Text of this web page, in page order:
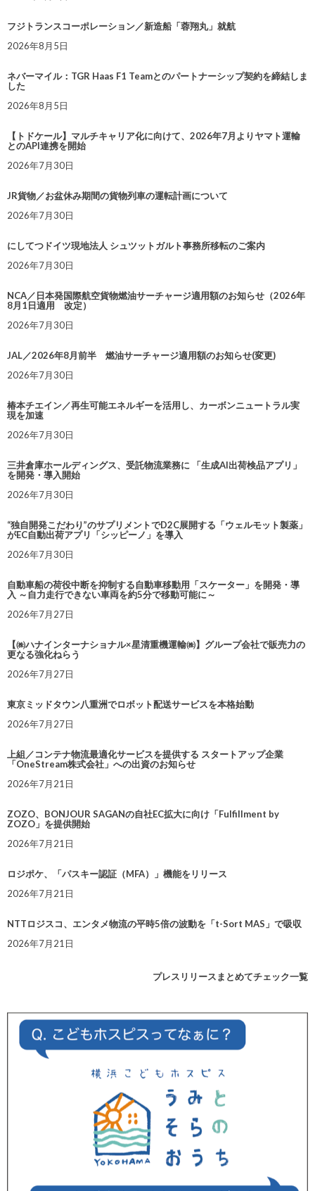
フジトランスコーポレーション／新造船「蓉翔丸」就航
2026年8月5日
ネバーマイル：TGR Haas F1 Teamとのパートナーシップ契約を締結しま
した
2026年8月5日
【トドケール】マルチキャリア化に向けて、2026年7月よりヤマト運輸
とのAPI連携を開始
2026年7月30日
JR貨物／お盆休み期間の貨物列車の運転計画について
2026年7月30日
にしてつドイツ現地法人 シュツットガルト事務所移転のご案内
2026年7月30日
NCA／日本発国際航空貨物燃油サーチャージ適用額のお知らせ（2026年
8月1日適用 改定）
2026年7月30日
JAL／2026年8月前半 燃油サーチャージ適用額のお知らせ(変更)
2026年7月30日
椿本チエイン／再生可能エネルギーを活用し、カーボンニュートラル実
現を加速
2026年7月30日
三井倉庫ホールディングス、受託物流業務に 「生成AI出荷検品アプリ」
を開発・導入開始
2026年7月30日
“独自開発こだわり”のサプリメントでD2C展開する「ウェルモット製薬」
がEC自動出荷アプリ「シッピーノ」を導入
2026年7月30日
自動車船の荷役中断を抑制する自動車移動用「スケーター」を開発・導
入 ～自力走行できない車両を約5分で移動可能に～
2026年7月27日
【㈱ハナインターナショナル×星清重機運輸㈱】グループ会社で販売力の
更なる強化ねらう
2026年7月27日
東京ミッドタウン八重洲でロボット配送サービスを本格始動
2026年7月27日
上組／コンテナ物流最適化サービスを提供する スタートアップ企業
「OneStream株式会社」への出資のお知らせ
2026年7月21日
ZOZO、BONJOUR SAGANの自社EC拡大に向け「Fulfillment by
ZOZO」を提供開始
2026年7月21日
ロジポケ、「パスキー認証（MFA）」機能をリリース
2026年7月21日
NTTロジスコ、エンタメ物流の平時5倍の波動を「t-Sort MAS」で吸収
2026年7月21日
プレスリリースまとめてチェック一覧